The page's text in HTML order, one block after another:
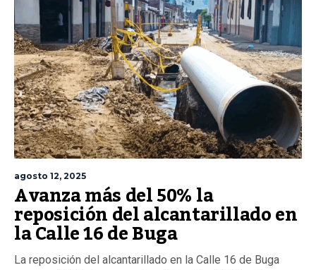
agosto 12, 2025
Avanza más del 50% la
reposición del alcantarillado en
la Calle 16 de Buga
La reposición del alcantarillado en la Calle 16 de Buga